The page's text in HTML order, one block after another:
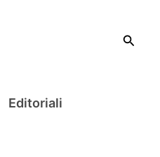
Cerca
Editoriali